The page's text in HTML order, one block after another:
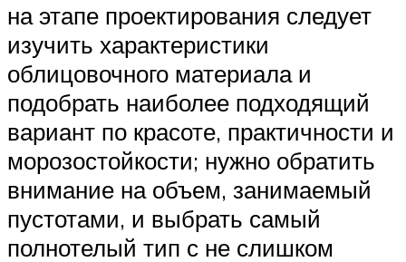
на этапе проектирования следует
изучить характеристики
облицовочного материала и
подобрать наиболее подходящий
вариант по красоте, практичности и
морозостойкости; нужно обратить
внимание на объем, занимаемый
пустотами, и выбрать самый
полнотелый тип с не слишком